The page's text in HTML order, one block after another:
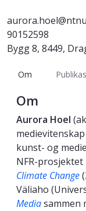
90152598
Bygg 8, 8449,
Om
Om
Aurora Hoel
kunst- og
NFR-prosjektet
Climate Change
Väliaho
Mediasammen